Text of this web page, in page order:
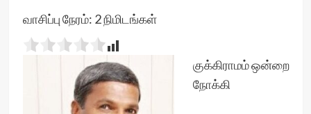
வாசிப்பு நேரம்: 2நிமிடங்கள்
குக்கிராமம் ஒன்றை
நோக்கி